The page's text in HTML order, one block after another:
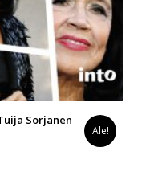
Sorjanen
Ale!